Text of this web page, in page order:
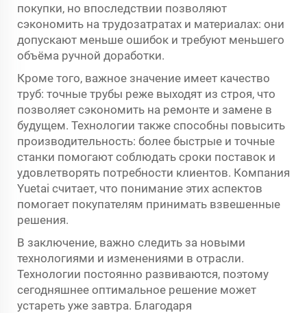
покупки, но впоследствии позволяют
сэкономить на трудозатратах и материалах: они
допускают меньше ошибок и требуют меньшего
объёма ручной доработки.
Кроме того, важное значение имеет качество
труб: точные трубы реже выходят из строя, что
позволяет сэкономить на ремонте и замене в
будущем. Технологии также способны повысить
производительность: более быстрые и точные
станки помогают соблюдать сроки поставок и
удовлетворять потребности клиентов. Компания
Yuetai считает, что понимание этих аспектов
помогает покупателям принимать взвешенные
решения.
В заключение, важно следить за новыми
технологиями и изменениями в отрасли.
Технологии постоянно развиваются, поэтому
сегодняшнее оптимальное решение может
устареть уже завтра. Благодаря